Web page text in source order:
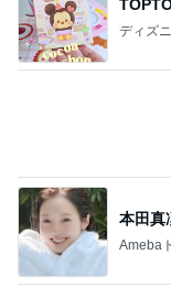
ディズ
本田真
Ameba